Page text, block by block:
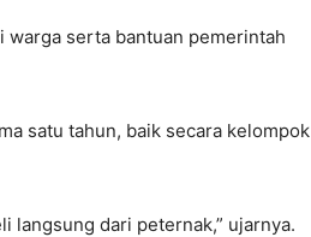
serta bantuan pemerintah
satu tahun, baik secara kelompok
langsung dari peternak,” ujarnya.